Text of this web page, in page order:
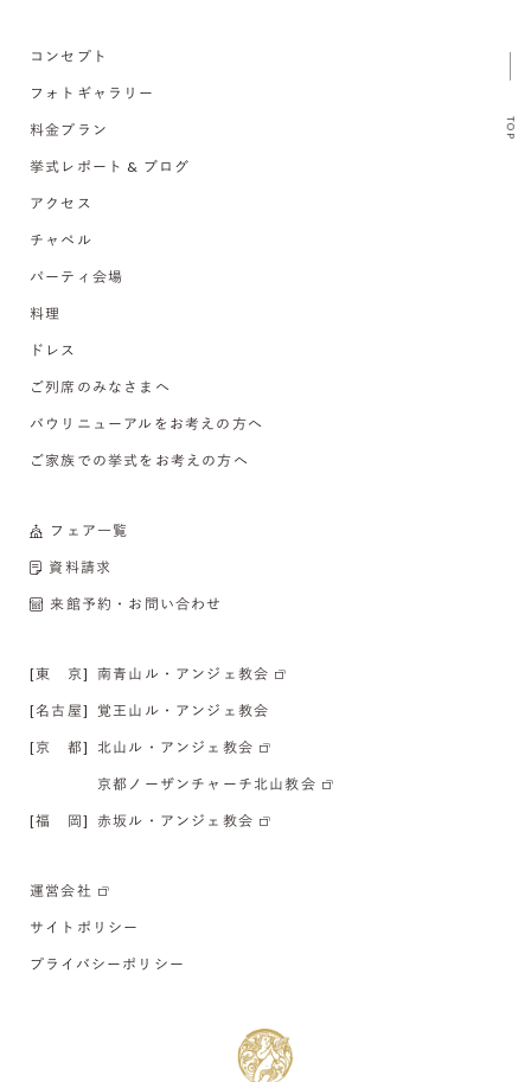
TOP
コンセプト
フォトギャラリー
料金プラン
挙式レポート & ブログ
アクセス
チャペル
パーティ会場
料理
ドレス
ご列席のみなさまへ
バウリニューアルをお考えの方へ
ご家族での挙式をお考えの方へ
フェア一覧
資料請求
来館予約・お問い合わせ
[東 京] 南青山ル・アンジェ教会
[名古屋] 覚王山ル・アンジェ教会
[京 都] 北山ル・アンジェ教会
京都ノーザンチャーチ北山教会
[福 岡] 赤坂ル・アンジェ教会
運営会社
サイトポリシー
プライバシーポリシー